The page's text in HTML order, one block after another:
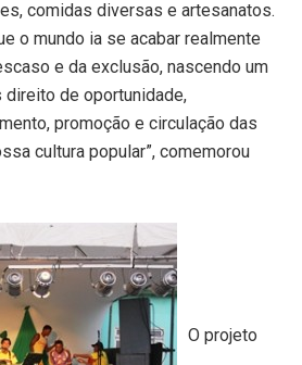
comidas diversas e artesanatos.
o mundo ia se acabar realmente
e da exclusão, nascendo um
direito de oportunidade,
promoção e circulação das
cultura popular”, comemorou
O projeto